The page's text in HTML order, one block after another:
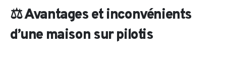
⚖️ Avantages et inconvénients
d’une maison sur pilotis